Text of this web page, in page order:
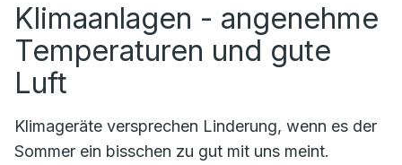
Klimaanlagen - angenehme
Temperaturen und gute
Luft
Klimageräte versprechen Linderung, wenn es der
Sommer ein bisschen zu gut mit uns meint.